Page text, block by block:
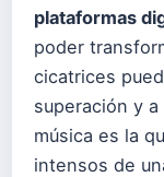
plataformas
poder
cicatrices
superación y
música es la
intensos de